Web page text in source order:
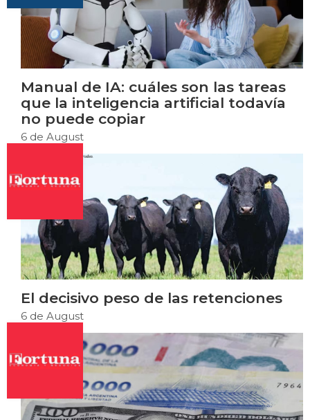
Manual de IA: cuáles son las tareas
que la inteligencia artificial todavía
no puede copiar
6 de August
El decisivo peso de las retenciones
6 de August